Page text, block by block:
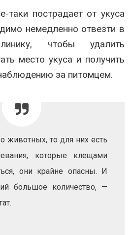
таки пострадает от укуса
немедленно отвезти в
чтобы удалить
место укуса и получить
за питомцем.
животных, то для них есть
которые клещами
они крайне опасны. И
большое количество, —